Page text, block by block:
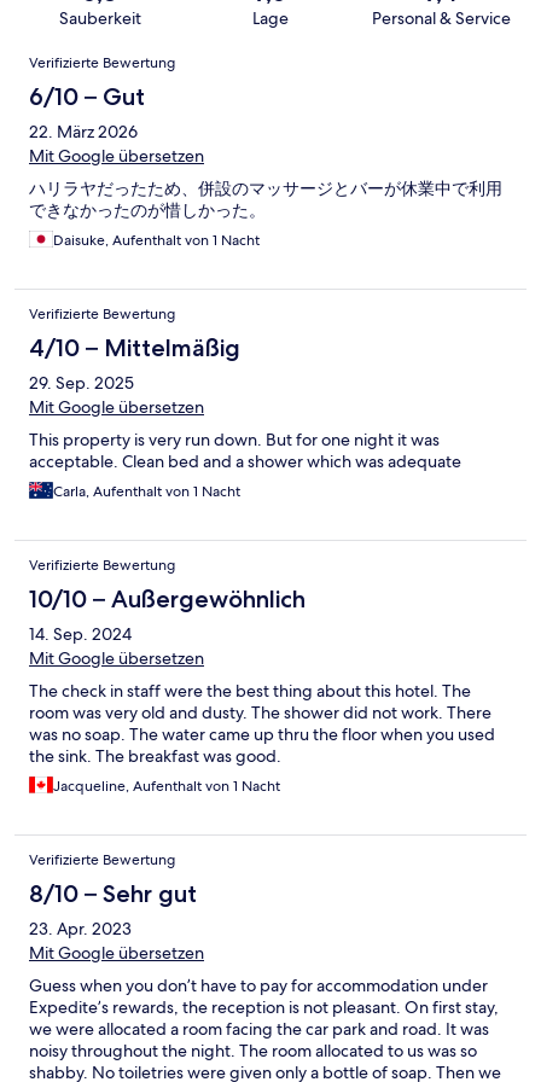
Sauberkeit Lage Personal & Service
Bewertungen
Verifizierte Bewertung
6/10 – Gut
22. März 2026
Mit Google übersetzen
ハリラヤだったため、併設のマッサージとバーが休業中で利用
できなかったのが惜しかった。
Daisuke, Aufenthalt von 1 Nacht
Verifizierte Bewertung
4/10 – Mittelmäßig
29. Sep. 2025
Mit Google übersetzen
This property is very run down. But for one night it was
acceptable. Clean bed and a shower which was adequate
Carla, Aufenthalt von 1 Nacht
Verifizierte Bewertung
10/10 – Außergewöhnlich
14. Sep. 2024
Mit Google übersetzen
The check in staff were the best thing about this hotel. The
room was very old and dusty. The shower did not work. There
was no soap. The water came up thru the floor when you used
the sink. The breakfast was good.
Jacqueline, Aufenthalt von 1 Nacht
Verifizierte Bewertung
8/10 – Sehr gut
23. Apr. 2023
Mit Google übersetzen
Guess when you don’t have to pay for accommodation under
Expedite’s rewards, the reception is not pleasant. On first stay,
we were allocated a room facing the car park and road. It was
noisy throughout the night. The room allocated to us was so
shabby. No toiletries were given only a bottle of soap. Then we